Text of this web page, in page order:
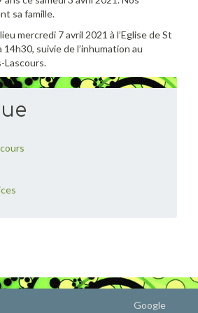
sa famille.
mercredi 7 avril 2021 à l’Eglise de St
suivie de l’inhumation au
Lascours.
Google